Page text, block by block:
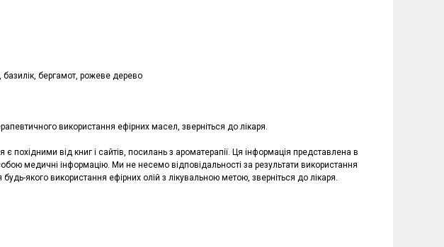
базилік, бергамот, рожеве дерево
використання ефірних масел, зверніться до лікаря.
похідними від книг і сайтів, посилань з ароматерапії. Ця інформація представлена в
медичні інформацію. Ми не несемо відповідальності за результати використання
якого використання ефірних олій з лікувальною метою, зверніться до лікаря.